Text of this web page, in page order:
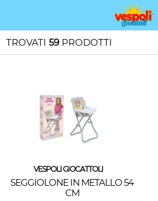
TROVATI 59 PRODOTTI
VESPOLI GIOCATTOLI
SEGGIOLONE IN METALLO 54
CM